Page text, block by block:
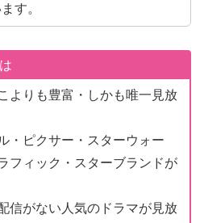
す。
よりも豊富・しかも唯一見放
・ピクサー・スターウォー
フィック・スターブランドが
信がない人気のドラマが見放